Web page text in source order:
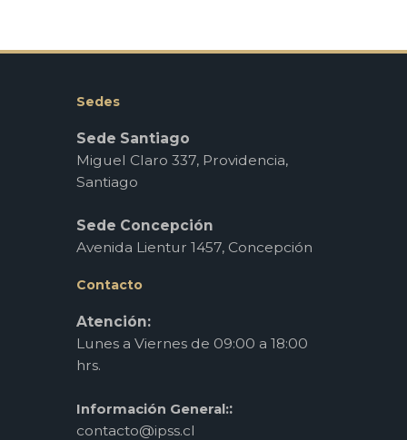
Sedes
Sede Santiago
Miguel Claro 337, Providencia,
Santiago
Sede Concepción
Avenida Lientur 1457, Concepción
Contacto
Atención:
Lunes a Viernes de 09:00 a 18:00
hrs.
Información General::
contacto@ipss.cl